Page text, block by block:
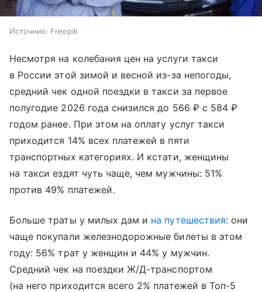
Источник: Freepik
Несмотря на колебания цен на услуги такси
в России этой зимой и весной из-за непогоды,
средний чек одной поездки в такси за первое
полугодие 2026 года снизился до 566 ₽ с 584 ₽
годом ранее. При этом на оплату услуг такси
приходится 14% всех платежей в пяти
транспортных категориях. И кстати, женщины
на такси ездят чуть чаще, чем мужчины: 51%
против 49% платежей.
Больше траты у милых дам и на путешествия: они
чаще покупали железнодорожные билеты в этом
году: 56% трат у женщин и 44% у мужчин.
Средний чек на поездки Ж/Д-транспортом
(на него приходится всего 2% платежей в Топ-5